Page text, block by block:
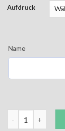
Aufdruck
Name